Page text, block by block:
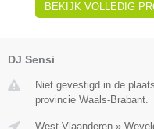
BEKIJK VOLLEDIG
DJ Sensi
Niet gevestigd in de
provincie Waals-Brabant.
West-Vlaanderen »